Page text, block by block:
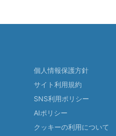
個人情報保護方針
サイト利用規約
SNS利用ポリシー
AIポリシー
クッキーの利用について